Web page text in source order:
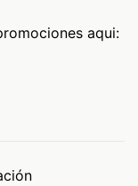
aqui: